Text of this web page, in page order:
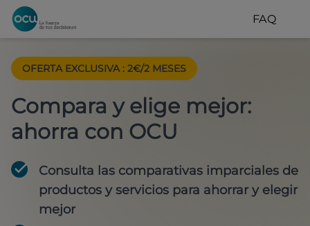
FAQ
OFERTA EXCLUSIVA : 2€/2 MESES
Compara y elige mejor:
ahorra con OCU
Consulta las comparativas imparciales de
productos y servicios para ahorrar y elegir
mejor